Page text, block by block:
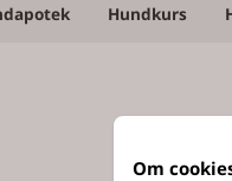
Hundkurs
Om